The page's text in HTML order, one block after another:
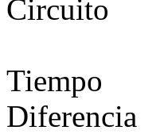
Circuito
Tiempo
Diferencia